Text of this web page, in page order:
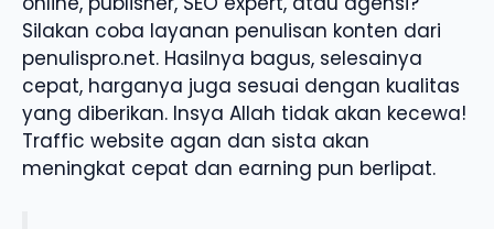
Silakan coba layanan penulisan konten dari
penulispro.net. Hasilnya bagus, selesainya
cepat, harganya juga sesuai dengan kualitas
yang diberikan. Insya Allah tidak akan kecewa!
Traffic website agan dan sista akan
meningkat cepat dan earning pun berlipat.